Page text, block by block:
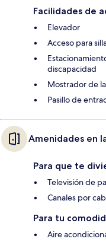
Facilidades de
Elevador
Acceso para
discapacidad
Mostrador de
Pasillo de
Amenidades en
Para que te
Televisión de
Canales por
Para tu
Aire